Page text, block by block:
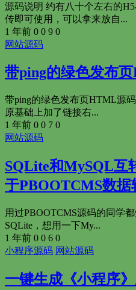
源码说明 约有八十个左右的
传即可使用，可以拿来放自...
1 年前 0 0 9 0
网站源码
带ping的绿色发布
带ping的绿色发布页HTML源
原基础上加了链接右...
1 年前 0 0 7 0
网站源码
SQLite和MySQL互
于PBOOTCMS数据
用过PBOOTCMS源码的同学
SQLite，想用一下My...
1 年前 0 0 6 0
小程序源码 网站源码
一键生成《小程序